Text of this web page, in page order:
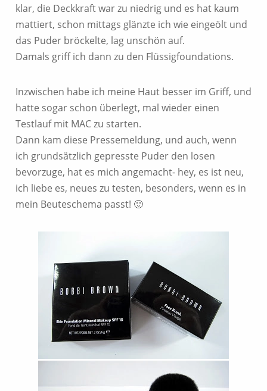
klar, die Deckkraft war zu niedrig und es hat kaum
mattiert, schon mittags glänzte ich wie eingeölt und
das Puder bröckelte, lag unschön auf.
Damals griff ich dann zu den Flüssigfoundations.
Inzwischen habe ich meine Haut besser im Griff, und
hatte sogar schon überlegt, mal wieder einen
Testlauf mit MAC zu starten.
Dann kam diese Pressemeldung, und auch, wenn
ich grundsätzlich gepresste Puder den losen
bevorzuge, hat es mich angemacht- hey, es ist neu,
ich liebe es, neues zu testen, besonders, wenn es in
mein Beuteschema passt! 🙂